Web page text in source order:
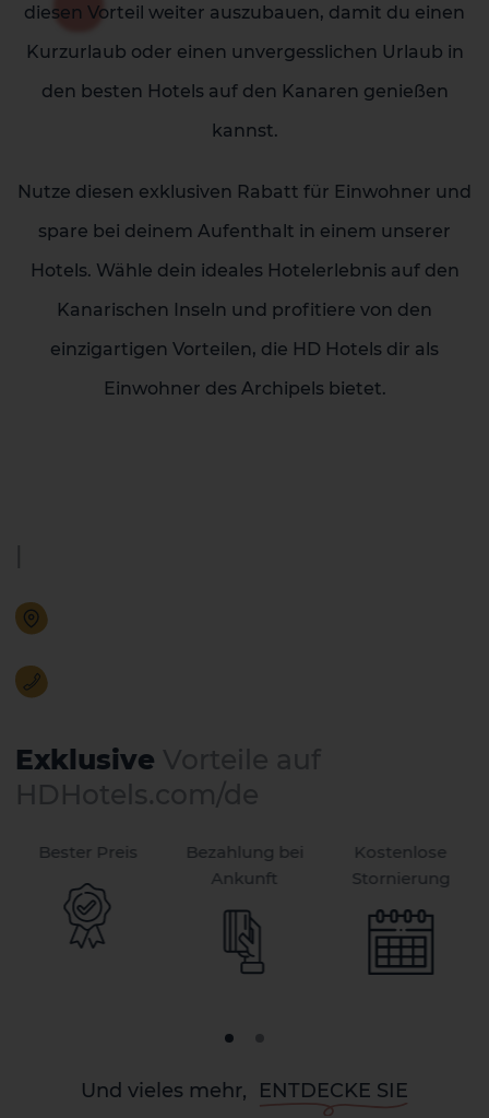
diesen Vorteil weiter auszubauen, damit du einen
Kurzurlaub oder einen unvergesslichen Urlaub in
den besten Hotels auf den Kanaren genießen
kannst.
Nutze diesen exklusiven Rabatt für Einwohner und
spare bei deinem Aufenthalt in einem unserer
Hotels. Wähle dein ideales Hotelerlebnis auf den
Kanarischen Inseln und profitiere von den
einzigartigen Vorteilen, die HD Hotels dir als
Einwohner des Archipels bietet.
Exklusive
Bester Preis
Bezahlung bei
Ankunft
Kostenlose
Stornierung
Und vieles mehr, ENTDECKE SIE